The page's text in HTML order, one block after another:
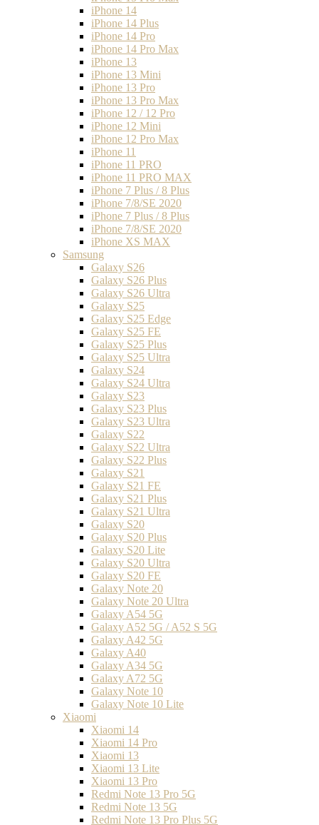
iPhone 14
iPhone 14 Plus
iPhone 14 Pro
iPhone 14 Pro Max
iPhone 13
iPhone 13 Mini
iPhone 13 Pro
iPhone 13 Pro Max
iPhone 12 / 12 Pro
iPhone 12 Mini
iPhone 12 Pro Max
iPhone 11
iPhone 11 PRO
iPhone 11 PRO MAX
iPhone 7 Plus / 8 Plus
iPhone 7/8/SE 2020
iPhone 7 Plus / 8 Plus
iPhone 7/8/SE 2020
iPhone XS MAX
Samsung
Galaxy S26
Galaxy S26 Plus
Galaxy S26 Ultra
Galaxy S25
Galaxy S25 Edge
Galaxy S25 FE
Galaxy S25 Plus
Galaxy S25 Ultra
Galaxy S24
Galaxy S24 Ultra
Galaxy S23
Galaxy S23 Plus
Galaxy S23 Ultra
Galaxy S22
Galaxy S22 Ultra
Galaxy S22 Plus
Galaxy S21
Galaxy S21 FE
Galaxy S21 Plus
Galaxy S21 Ultra
Galaxy S20
Galaxy S20 Plus
Galaxy S20 Lite
Galaxy S20 Ultra
Galaxy S20 FE
Galaxy Note 20
Galaxy Note 20 Ultra
Galaxy A54 5G
Galaxy A52 5G / A52 S 5G
Galaxy A42 5G
Galaxy A40
Galaxy A34 5G
Galaxy A72 5G
Galaxy Note 10
Galaxy Note 10 Lite
Xiaomi
Xiaomi 14
Xiaomi 14 Pro
Xiaomi 13
Xiaomi 13 Lite
Xiaomi 13 Pro
Redmi Note 13 Pro 5G
Redmi Note 13 5G
Redmi Note 13 Pro Plus 5G